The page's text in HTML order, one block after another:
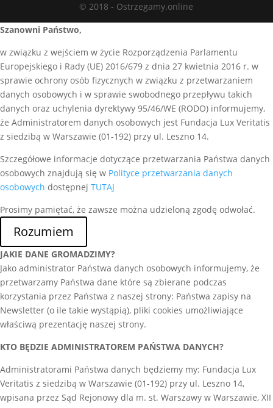
© 2018 - Ostrzegamy.online
Szanowni Państwo,
w związku z wejściem w życie Rozporządzenia Parlamentu
Europejskiego i Rady (UE) 2016/679 z dnia 27 kwietnia 2016 r. w
sprawie ochrony osób fizycznych w związku z przetwarzaniem
danych osobowych i w sprawie swobodnego przepływu takich
danych oraz uchylenia dyrektywy 95/46/WE (RODO) informujemy,
że Administratorem danych osobowych jest Fundacja Lux Veritatis
z siedzibą w Warszawie (01-192) przy ul. Leszno 14.
Szczegółowe informacje dotyczące przetwarzania Państwa danych
osobowych znajdują się w Polityce przetwarzania danych
osobowych dostępnej TUTAJ
Prosimy pamiętać, że zawsze można udzieloną zgodę odwołać.
Rozumiem
JAKIE DANE GROMADZIMY?
Jako administrator Państwa danych osobowych informujemy, że
przetwarzamy Państwa dane które są zbierane podczas
korzystania przez Państwa z naszej strony: Państwa zapisy na
Newsletter (o ile takie wystąpią), pliki cookies umożliwiające
właściwą prezentację naszej strony.
KTO BĘDZIE ADMINISTRATOREM PAŃSTWA DANYCH?
Administratorami Państwa danych będziemy my: Fundacja Lux
Veritatis z siedzibą w Warszawie (01-192) przy ul. Leszno 14,
wpisana przez Sąd Rejonowy dla m. st. Warszawy w Warszawie, XII